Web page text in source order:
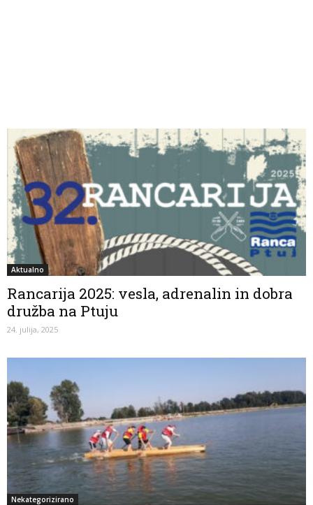
Aktualno
Rancarija 2025: vesla, adrenalin in dobra
družba na Ptuju
24. julija, 2025
Nekategorizirano